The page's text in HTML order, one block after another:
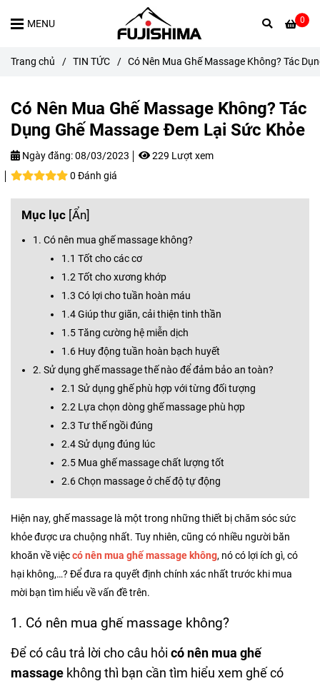
0
MENU
Trang chủ / TIN TỨC / Có Nên Mua Ghế Massage Không? Tác
Có Nên Mua Ghế Massage Không? Tác
Dụng Ghế Massage Đem Lại Sức Khỏe
Ngày đăng:08/03/2023
229 Lượt xem
0 Đánh giá
Mục lục [Ẩn]
1. Có nên mua ghế massage không?
1.1 Tốt cho các cơ
1.2 Tốt cho xương khớp
1.3 Có lợi cho tuần hoàn máu
1.4 Giúp thư giãn, cải thiện tinh thần
1.5 Tăng cường hệ miễn dịch
1.6 Huy động tuần hoàn bạch huyết
2. Sử dụng ghế massage thế nào để đảm bảo an toàn?
2.1 Sử dụng ghế phù hợp với từng đối tượng
2.2 Lựa chọn dòng ghế massage phù hợp
2.3 Tư thế ngồi đúng
2.4 Sử dụng đúng lúc
2.5 Mua ghế massage chất lượng tốt
2.6 Chọn massage ở chế độ tự động
Hiện nay, ghế massage là một trong những thiết bị chăm sóc sức
khỏe được ưa chuộng nhất. Tuy nhiên, cũng có nhiều người băn
khoăn về việccó nên mua ghế massage không, nó có lợi ích gì, có
hại không,…? Để đưa ra quyết định chính xác nhất trước khi mua
mời bạn tìm hiểu về vấn đề trên.
1. Có nên mua ghế massage không?
Để có câu trả lời cho câu hỏi có nên mua ghế
massage không thì bạn cần tìm hiểu xem ghế có